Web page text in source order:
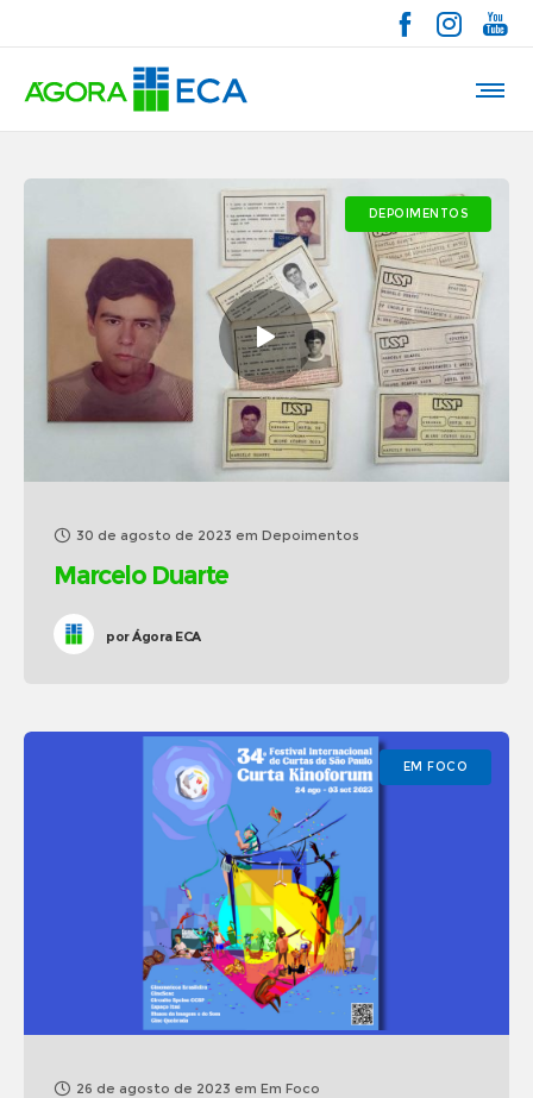
DEPOIMENTOS
30 de agosto de 2023 em Depoimentos
Marcelo Duarte
porÁgora ECA
EM FOCO
26 de agosto de 2023 em Em Foco